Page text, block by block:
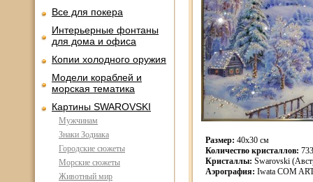
Все для покера
Интерьерные фонтаны
для дома и офиса
Копии холодного оружия
Модели кораблей и
морская тематика
Картины SWAROVSKI
Мужчинам
Знаки Зодиака
Городские сюжеты
Морские сюжеты
Животный мир
Размер: 40х30 см
Количество кристаллов: 733
Кристаллы: Swarovski
Аэрография: Iwata COM